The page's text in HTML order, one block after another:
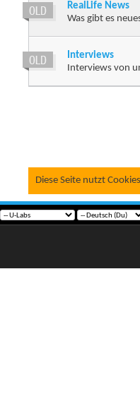
RealLife News
Was gibt es
Interviews
Interviews von
Diese Seite nutzt